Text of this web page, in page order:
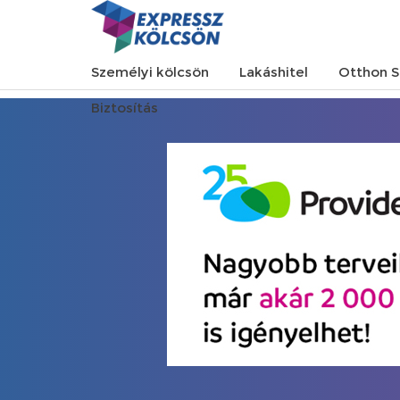
Személyi kölcsön Lakáshitel Otthon
Biztosítás